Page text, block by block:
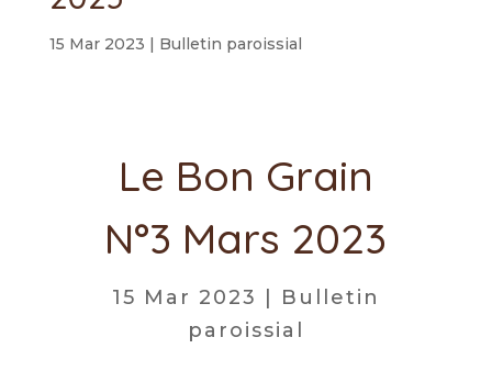
15 Mar 2023 | Bulletin paroissial
Le Bon Grain
N°3 Mars 2023
15 Mar 2023
Bulletin
paroissial